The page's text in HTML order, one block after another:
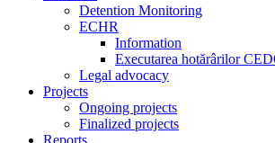
Detention Monitoring
ECHR
Information
Executarea hotărârilor
Legal advocacy
Projects
Ongoing projects
Finalized projects
Reports